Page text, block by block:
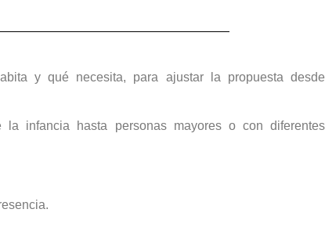
y qué necesita, para ajustar la propuesta desde
infancia hasta personas mayores o con diferentes